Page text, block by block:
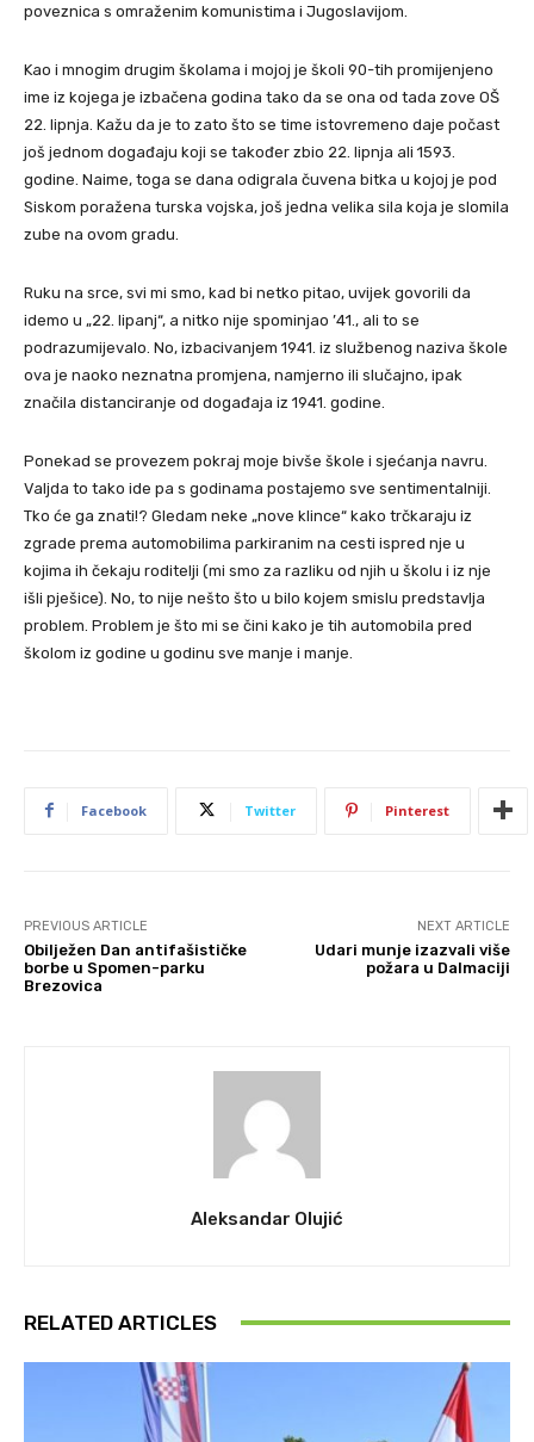
poveznica s omraženim komunistima i Jugoslavijom.
Kao i mnogim drugim školama i mojoj je školi 90-tih promijenjeno
ime iz kojega je izbačena godina tako da se ona od tada zove OŠ
22. lipnja. Kažu da je to zato što se time istovremeno daje počast
još jednom događaju koji se također zbio 22. lipnja ali 1593.
godine. Naime, toga se dana odigrala čuvena bitka u kojoj je pod
Siskom poražena turska vojska, još jedna velika sila koja je slomila
zube na ovom gradu.
Ruku na srce, svi mi smo, kad bi netko pitao, uvijek govorili da
idemo u „22. lipanj“, a nitko nije spominjao ’41., ali to se
podrazumijevalo. No, izbacivanjem 1941. iz službenog naziva škole
ova je naoko neznatna promjena, namjerno ili slučajno, ipak
značila distanciranje od događaja iz 1941. godine.
Ponekad se provezem pokraj moje bivše škole i sjećanja navru.
Valjda to tako ide pa s godinama postajemo sve sentimentalniji.
Tko će ga znati!? Gledam neke „nove klince“ kako trčkaraju iz
zgrade prema automobilima parkiranim na cesti ispred nje u
kojima ih čekaju roditelji (mi smo za razliku od njih u školu i iz nje
išli pješice). No, to nije nešto što u bilo kojem smislu predstavlja
problem. Problem je što mi se čini kako je tih automobila pred
školom iz godine u godinu sve manje i manje.
Facebook Twitter Pinterest
PREVIOUS ARTICLE
Obilježen Dan antifašističke
borbe u Spomen-parku
Brezovica
NEXT ARTICLE
Udari munje izazvali više
požara u Dalmaciji
Aleksandar Olujić
RELATED ARTICLES